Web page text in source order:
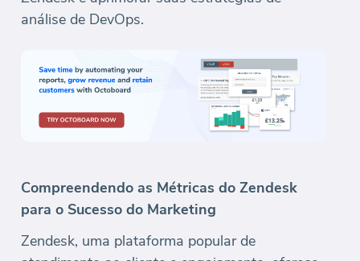
análise de DevOps.
Compreendendo as Métricas do Zendesk
para o Sucesso do Marketing
Zendesk, uma plataforma popular de